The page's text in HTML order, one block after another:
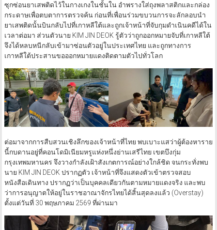
ซุกซ่อนยาเสพติดไว้ในกางเกงในชั้นใน อำพรางใส่ถุงพลาสติกและกล่อง
กระดาษเพื่อตบตาการตรวจค้น ก่อนที่เพื่อนร่วมขบวนการจะลักลอบนำ
ยาเสพติดนั้นบินกลับไปที่เกาหลีใต้และถูกเจ้าหน้าที่จับกุมดำเนินคดีได้ใน
เวลาต่อมา ส่วนตัวนาย KIM JIN DEOK รู้ตัวว่าถูกออกหมายจับที่เกาหลีใต้
จึงได้หลบหนีกลับเข้ามาซ่อนตัวอยู่ในประเทศไทย และถูกทางการ
เกาหลีใต้ประสานขอออกหมายแดงติดตามตัวไปทั่วโลก
ต่อมาจากการสืบสวนเชิงลึกของเจ้าหน้าที่ไทย พบเบาะแสว่าผู้ต้องหาราย
นี้กบดานอยู่ที่คอนโดมิเนียมหรูแห่งหนึ่งย่านเสรีไทย เขตบึงกุ่ม
กรุงเทพมหานคร จึงวางกำลังเฝ้าสังเกตการณ์อย่างใกล้ชิด จนกระทั่งพบ
นาย KIM JIN DEOK ปรากฏตัว เจ้าหน้าที่จึงแสดงตัวเข้าตรวจสอบ
หนังสือเดินทาง ปรากฏว่าเป็นบุคคลเดียวกันตามหมายแดงจริง และพบ
ว่าการอนุญาตให้อยู่ในราชอาณาจักรไทยได้สิ้นสุดลงแล้ว (Overstay)
ตั้งแต่วันที่ 30 พฤษภาคม 2569 ที่ผ่านมา